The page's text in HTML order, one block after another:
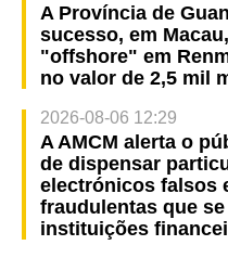
A Província de
sucesso, em
"offshore" em
no valor de 2,5 mil
2026-08-06 12:29
A AMCM alerta o
de dispensar
electrónicos falsos
fraudulentas que
instituições